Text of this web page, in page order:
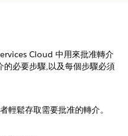
Cloud 中用來批准轉介
的必要步驟,以及每個步驟必須
輕鬆存取需要批准的轉介。